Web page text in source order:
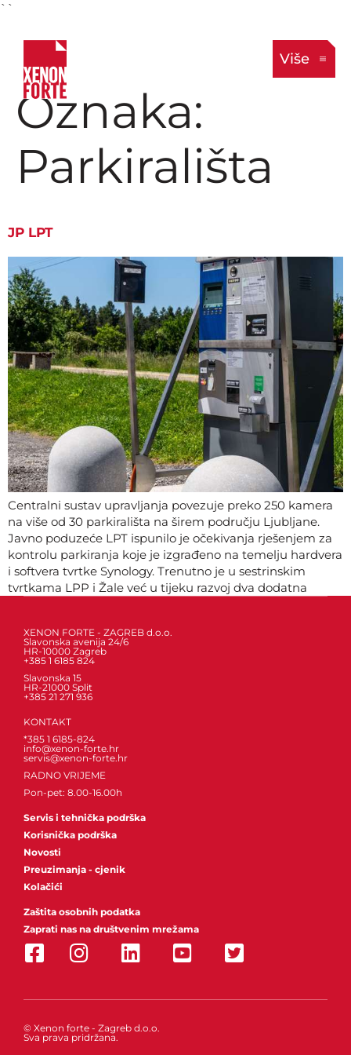
``
Više
Oznaka:
Parkirališta
JP LPT
Centralni sustav upravljanja povezuje preko 250 kamera
na više od 30 parkirališta na širem području Ljubljane.
Javno poduzeće LPT ispunilo je očekivanja rješenjem za
kontrolu parkiranja koje je izgrađeno na temelju hardvera
i softvera tvrtke Synology. Trenutno je u sestrinskim
tvrtkama LPP i Žale već u tijeku razvoj dva dodatna
XENON FORTE - ZAGREB d.o.o.
Slavonska avenija 24/6
HR-10000 Zagreb
+385 1 6185 824
Slavonska 15
HR-21000 Split
+385 21 271 936
KONTAKT
*385 1 6185-824
info@xenon-forte.hr
servis@xenon-forte.hr
RADNO VRIJEME
Pon-pet: 8.00-16.00h
Servis i tehnička podrška
Korisnička podrška
Novosti
Preuzimanja - cjenik
Kolačići
Zaštita osobnih podatka
Zaprati nas na društvenim mrežama
© Xenon forte - Zagreb d.o.o.
Sva prava pridržana.